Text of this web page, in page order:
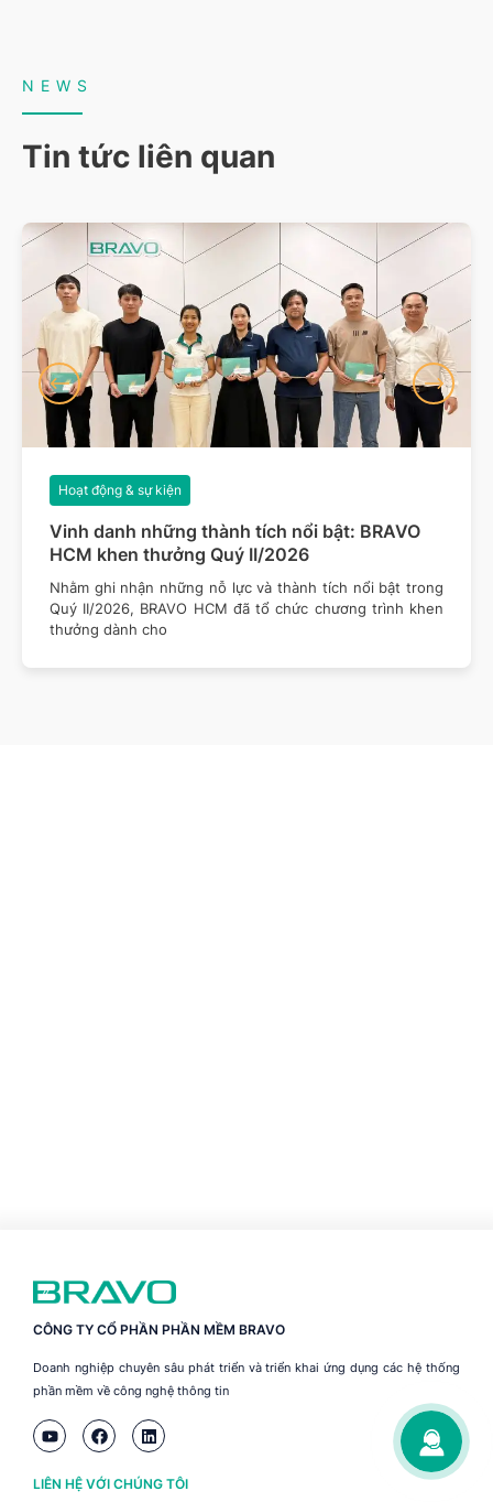
NEWS
Tin tức liên quan
Vinh danh những thành tích nổi bật: BRAVO
HCM khen thưởng Quý II/2026
Hoạt động & sự kiện
Nhằm ghi nhận những nỗ lực và thành tích nổi bật trong
Quý II/2026, BRAVO HCM đã tổ chức chương trình khen
thưởng dành cho
CÔNG TY CỔ PHẦN PHẦN MỀM BRAVO
Doanh nghiệp chuyên sâu phát triển và triển khai ứng dụng các hệ thống
phần mềm về công nghệ thông tin
LIÊN HỆ VỚI CHÚNG TÔI